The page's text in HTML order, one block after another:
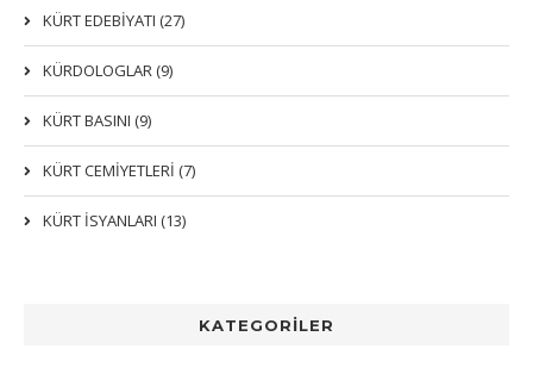
KATEGORİLER
KÜRT EDEBİYATI (27)
KÜRDOLOGLAR (9)
KÜRT BASINI (9)
KÜRT CEMİYETLERİ (7)
KÜRT İSYANLARI (13)